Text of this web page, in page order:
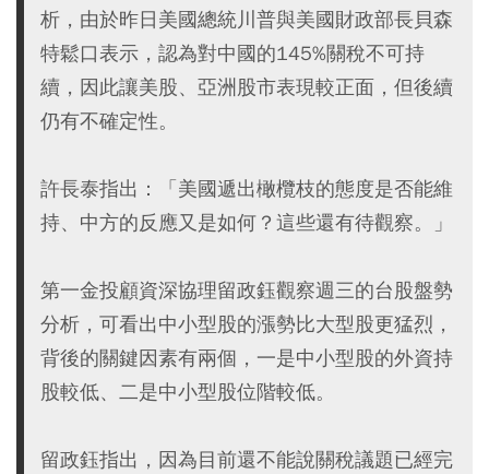
析，由於昨日美國總統川普與美國財政部長貝森
特鬆口表示，認為對中國的145%關稅不可持
續，因此讓美股、亞洲股市表現較正面，但後續
仍有不確定性。
許長泰指出：「美國遞出橄欖枝的態度是否能維
持、中方的反應又是如何？這些還有待觀察。」
第一金投顧資深協理留政鈺觀察週三的台股盤勢
分析，可看出中小型股的漲勢比大型股更猛烈，
背後的關鍵因素有兩個，一是中小型股的外資持
股較低、二是中小型股位階較低。
留政鈺指出，因為目前還不能說關稅議題已經完